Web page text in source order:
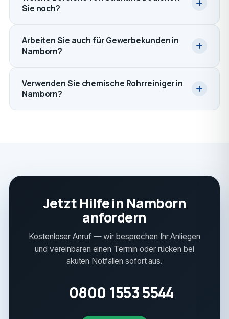
Sie noch?
Arbeiten Sie auch für Gewerbekunden in
Namborn?
Verwenden Sie chemische Rohrreiniger in
Namborn?
Jetzt Hilfe in Namborn
anfordern
Kostenloser Anruf — wir besprechen Ihr Anliegen
und vereinbaren einen Termin oder rücken bei
akuten Notfällen sofort aus.
0800 1553 5544